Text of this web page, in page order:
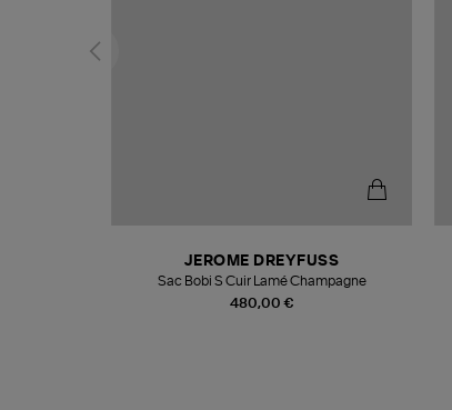
480,00 €
JEROME DREYFUSS
Sac Bobi S Cuir Lamé Champagne